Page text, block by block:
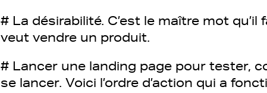
# La désirabilité. C’est le maître mot
veut vendre un produit.
# Lancer une landing page pour tester,
se lancer. Voici l’ordre d’action qui a